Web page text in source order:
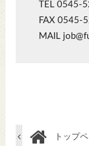
TEL 0545-
FAX 0545-
MAIL
トップ